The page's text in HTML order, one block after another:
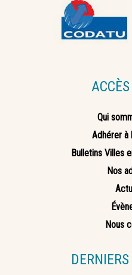
Qui
Adhérer à
Bulletins Villes
Nos
Nous